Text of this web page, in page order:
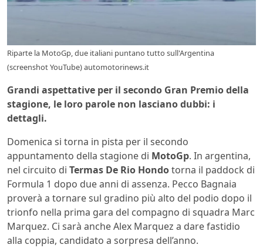
Riparte la MotoGp, due italiani puntano tutto sull'Argentina
(screenshot YouTube) automotorinews.it
Grandi aspettative per il secondo Gran Premio della
stagione, le loro parole non lasciano dubbi: i
dettagli.
Domenica si torna in pista per il secondo
appuntamento della stagione di MotoGp. In argentina,
nel circuito di Termas De Rio Hondotorna il paddock di
Formula 1 dopo due anni di assenza. Pecco Bagnaia
proverà a tornare sul gradino più alto del podio dopo il
trionfo nella prima gara del compagno di squadra Marc
Marquez. Ci sarà anche Alex Marquez a dare fastidio
alla coppia, candidato a sorpresa dell’anno.